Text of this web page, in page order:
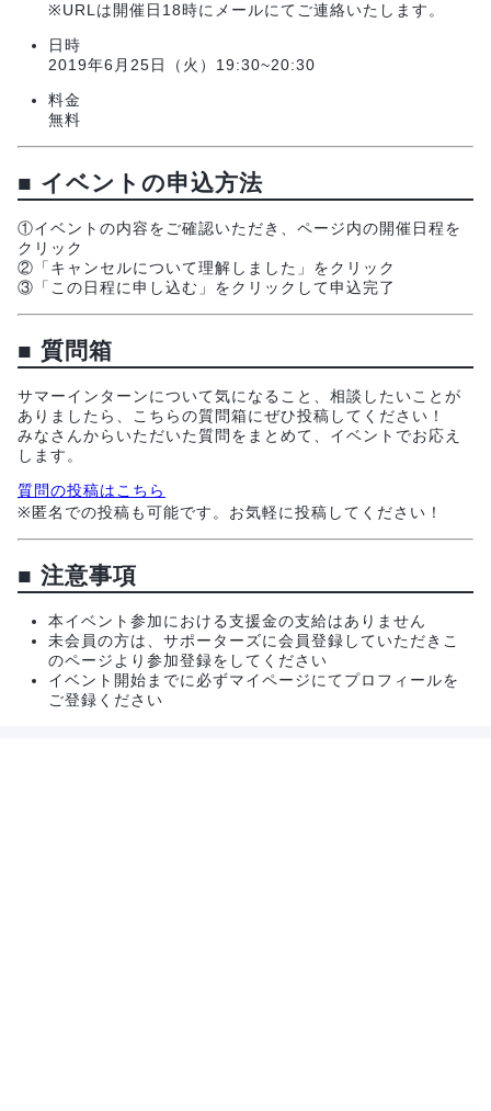
※URLは開催日18時にメールにてご連絡いたします。
日時
2019年6月25日（火）19:30~20:30
料金
無料
■ イベントの申込方法
①イベントの内容をご確認いただき、ページ内の開催日程を
クリック
②「キャンセルについて理解しました」をクリック
③「この日程に申し込む」をクリックして申込完了
■ 質問箱
サマーインターンについて気になること、相談したいことが
ありましたら、こちらの質問箱にぜひ投稿してください！
みなさんからいただいた質問をまとめて、イベントでお応え
します。
質問の投稿はこちら
※匿名での投稿も可能です。お気軽に投稿してください！
■ 注意事項
本イベント参加における支援金の支給はありません
未会員の方は、サポーターズに会員登録していただきこ
のページより参加登録をしてください
イベント開始までに必ずマイページにてプロフィールを
ご登録ください